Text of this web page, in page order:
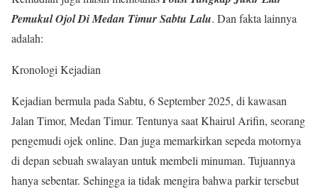
Pemukul Ojol Di Medan Timur Sabtu Lalu. Dan fakta lainnya
adalah:
Kronologi Kejadian
Kejadian bermula pada Sabtu, 6 September 2025, di kawasan
Jalan Timor, Medan Timur. Tentunya saat Khairul Arifin, seorang
pengemudi ojek online. Dan juga memarkirkan sepeda motornya
di depan sebuah swalayan untuk membeli minuman. Tujuannya
hanya sebentar. Sehingga ia tidak mengira bahwa parkir tersebut